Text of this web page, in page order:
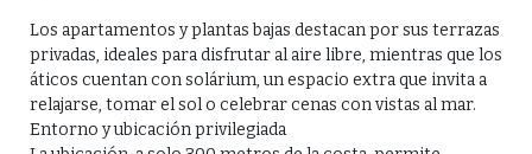
Los apartamentos y plantas bajas destacan por sus terrazas
privadas, ideales para disfrutar al aire libre, mientras que los
áticos cuentan con solárium, un espacio extra que invita a
relajarse, tomar el sol o celebrar cenas con vistas al mar.
Entorno y ubicación privilegiada